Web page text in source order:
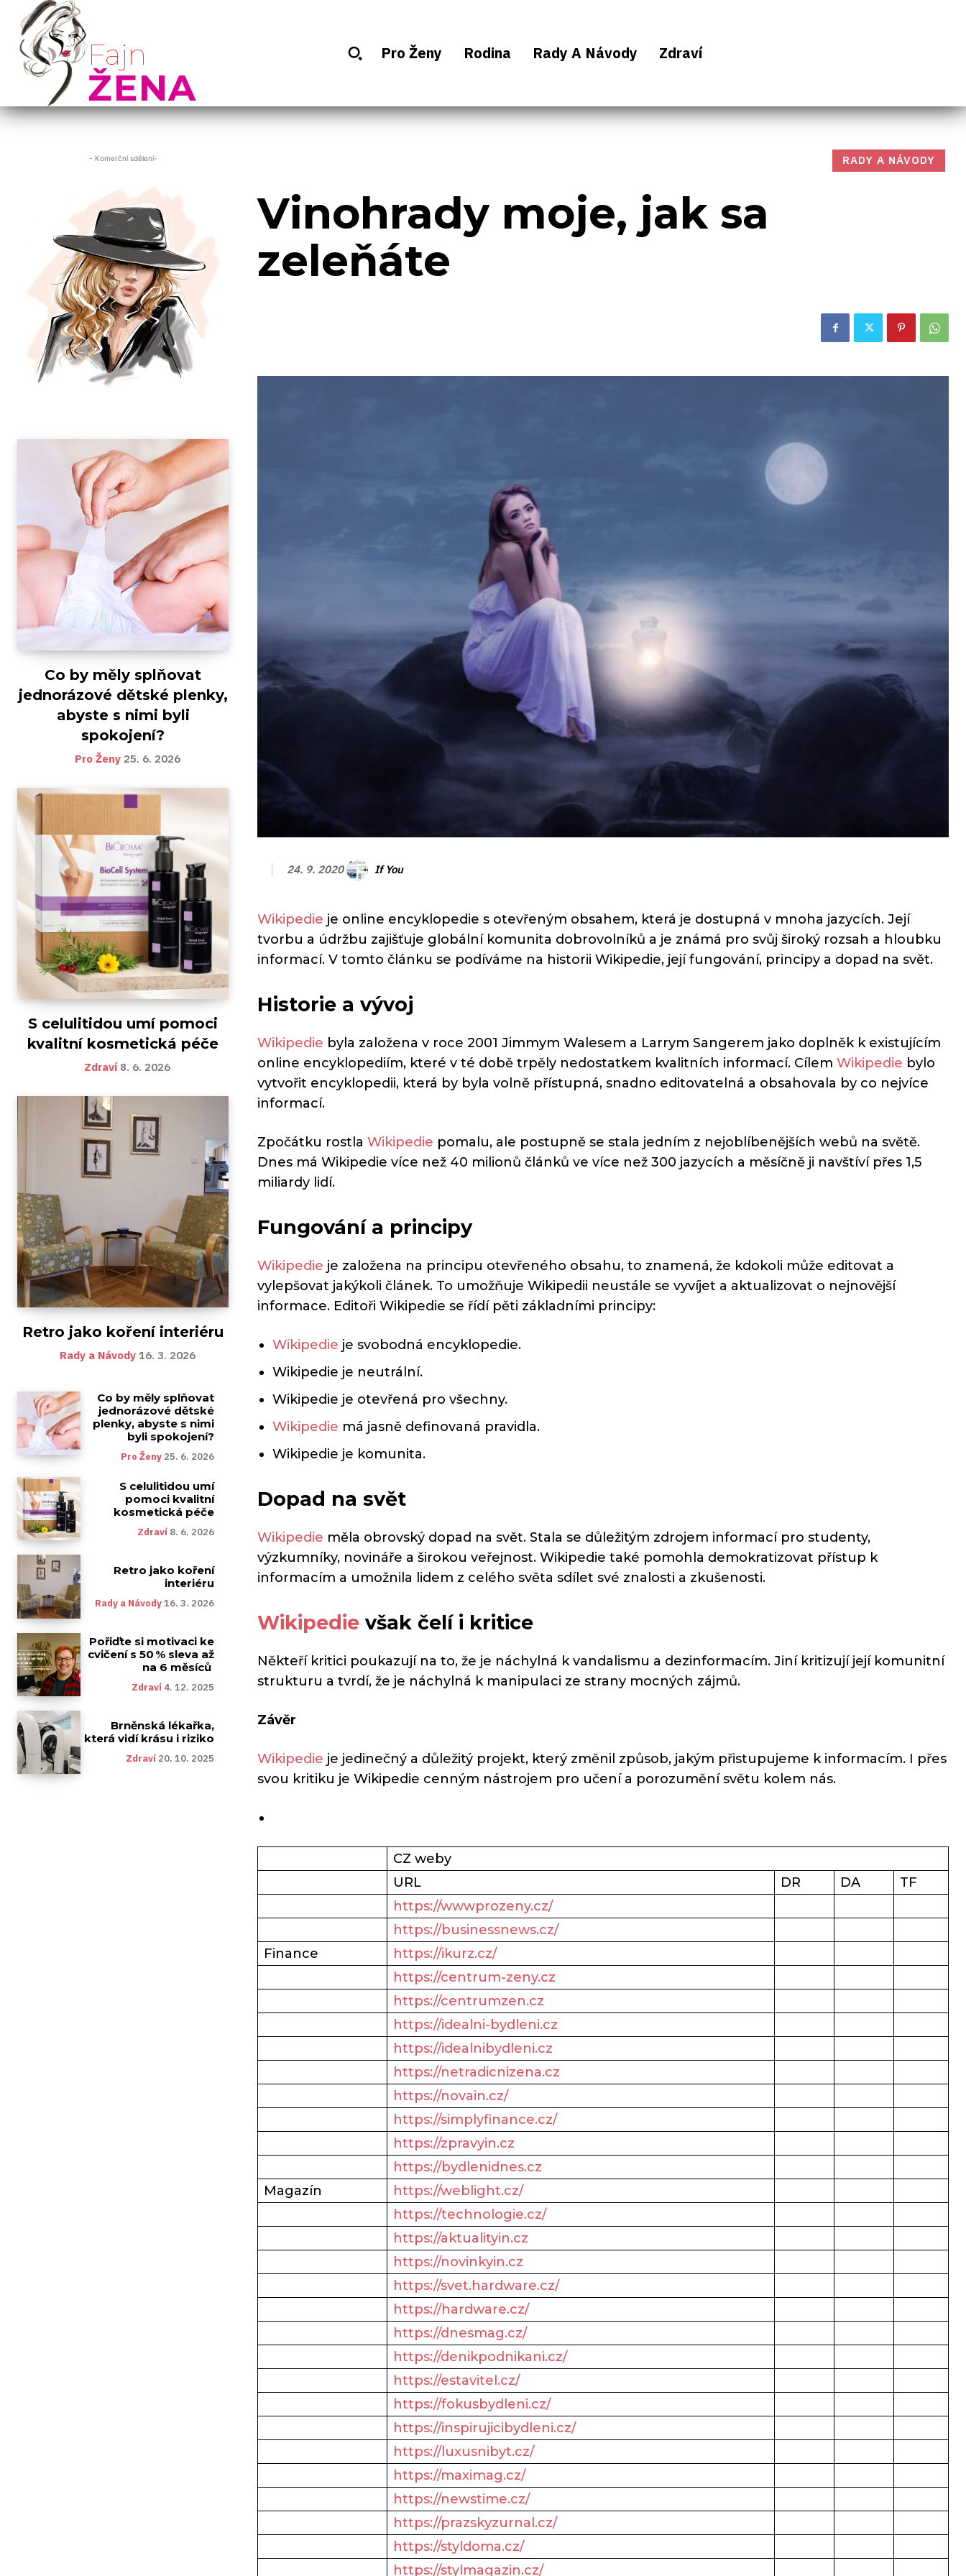
Fajn
ŽENA
Pro Ženy Rodina Rady A Návody Zdraví
- Komerční sdělení-
Co by měly splňovat
jednorázové dětské plenky,
abyste s nimi byli
spokojení?
Pro Ženy 25. 6. 2026
S celulitidou umí pomoci
kvalitní kosmetická péče
Zdraví 8. 6. 2026
Retro jako koření interiéru
Rady a Návody 16. 3. 2026
Co by měly splňovat
jednorázové dětské
plenky, abyste s nimi
byli spokojení?
Pro Ženy 25. 6. 2026
S celulitidou umí
pomoci kvalitní
kosmetická péče
Zdraví 8. 6. 2026
Retro jako koření
interiéru
Rady a Návody16. 3. 2026
Pořiďte si motivaci ke
cvičení s 50 % sleva až
na 6 měsíců
Zdraví 4. 12. 2025
Brněnská lékařka,
která vidí krásu i riziko
Zdraví 20. 10. 2025
RADY A NÁVODY
Vinohrady moje, jak sa
zeleňáte
24. 9. 2020 If You
Wikipedie je online encyklopedie s otevřeným obsahem, která je dostupná v mnoha jazycích. Její
tvorbu a údržbu zajišťuje globální komunita dobrovolníků a je známá pro svůj široký rozsah a hloubku
informací. V tomto článku se podíváme na historii Wikipedie, její fungování, principy a dopad na svět.
Historie a vývoj
Wikipedie byla založena v roce 2001 Jimmym Walesem a Larrym Sangerem jako doplněk k existujícím
online encyklopediím, které v té době trpěly nedostatkem kvalitních informací. Cílem Wikipedie bylo
vytvořit encyklopedii, která by byla volně přístupná, snadno editovatelná a obsahovala by co nejvíce
informací.
Zpočátku rostla Wikipedie pomalu, ale postupně se stala jedním z nejoblíbenějších webů na světě.
Dnes má Wikipedie více než 40 milionů článků ve více než 300 jazycích a měsíčně ji navštíví přes 1,5
miliardy lidí.
Fungování a principy
Wikipedie je založena na principu otevřeného obsahu, to znamená, že kdokoli může editovat a
vylepšovat jakýkoli článek. To umožňuje Wikipedii neustále se vyvíjet a aktualizovat o nejnovější
informace. Editoři Wikipedie se řídí pěti základními principy:
Wikipedie je svobodná encyklopedie.
Wikipedie je neutrální.
Wikipedie je otevřená pro všechny.
Wikipedie má jasně definovaná pravidla.
Wikipedie je komunita.
Dopad na svět
Wikipedie měla obrovský dopad na svět. Stala se důležitým zdrojem informací pro studenty,
výzkumníky, novináře a širokou veřejnost. Wikipedie také pomohla demokratizovat přístup k
informacím a umožnila lidem z celého světa sdílet své znalosti a zkušenosti.
Wikipedie však čelí i kritice
Někteří kritici poukazují na to, že je náchylná k vandalismu a dezinformacím. Jiní kritizují její komunitní
strukturu a tvrdí, že je náchylná k manipulaci ze strany mocných zájmů.
Závěr
Wikipedie je jedinečný a důležitý projekt, který změnil způsob, jakým přistupujeme k informacím. I přes
svou kritiku je Wikipedie cenným nástrojem pro učení a porozumění světu kolem nás.
CZ weby
URL
DR DA
TF
https://wwwprozeny.cz/
https://businessnews.cz/
Finance
https://ikurz.cz/
https://centrum-zeny.cz
https://centrumzen.cz
https://idealni-bydleni.cz
https://idealnibydleni.cz
https://netradicnizena.cz
https://novain.cz/
https://simplyfinance.cz/
https://zpravyin.cz
https://bydlenidnes.cz
Magazín
https://weblight.cz/
https://technologie.cz/
https://aktualityin.cz
https://novinkyin.cz
https://svet.hardware.cz/
https://hardware.cz/
https://dnesmag.cz/
https://denikpodnikani.cz/
https://estavitel.cz/
https://fokusbydleni.cz/
https://inspirujicibydleni.cz/
https://luxusnibyt.cz/
https://maximag.cz/
https://newstime.cz/
https://prazskyzurnal.cz/
https://styldoma.cz/
https://stylmagazin.cz/